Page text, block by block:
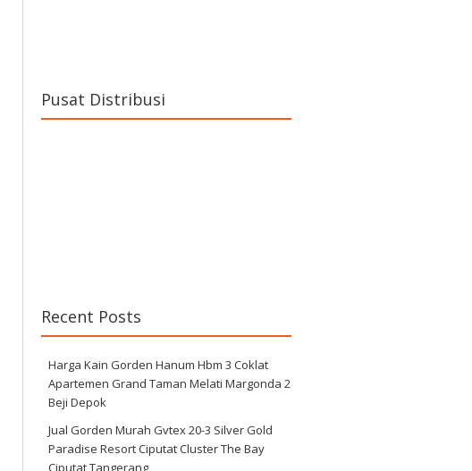
Pusat Distribusi
Recent Posts
Harga Kain Gorden Hanum Hbm 3 Coklat
Apartemen Grand Taman Melati Margonda 2
Beji Depok
Jual Gorden Murah Gvtex 20-3 Silver Gold
Paradise Resort Ciputat Cluster The Bay
Ciputat Tangerang